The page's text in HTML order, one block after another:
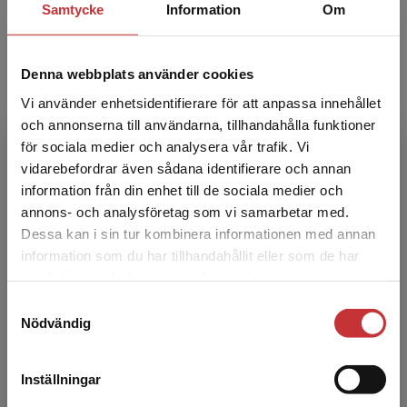
Samtycke Information Om
Denna webbplats använder cookies
Vi använder enhetsidentifierare för att anpassa innehållet
och annonserna till användarna, tillhandahålla funktioner
för sociala medier och analysera vår trafik. Vi
vidarebefordrar även sådana identifierare och annan
information från din enhet till de sociala medier och
annons- och analysföretag som vi samarbetar med.
Dessa kan i sin tur kombinera informationen med annan
information som du har tillhandahållit eller som de har
Nödvändig
Inställningar
Begränsad fraktregion
Det verkar som att du besöker
studentlitteratur.se via en enhet utanför Sverige.
Vi erbjuder inte leveranser utanför Sverige. För
att kunna slutföra ett köp måste
Lill Langelotz
arbetar som forskare, lärare och pedagogisk
utvecklare vid högskolan i Borås. Hennes
forskningsintress...
Karin Rönnerman
Karin Rönnerman är professor emeritus i
institutionen för pedagogik och